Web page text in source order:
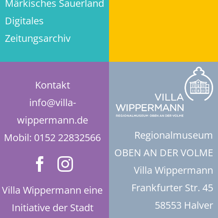
Märkisches Sauerland
Digitales
Zeitungsarchiv
Historie der Privatsphäre-Einstellungen
Einwilligungen widerrufen
Kontakt
info@villa-
wippermann.de
Mobil: 0152 22832566
Villa Wippermann eine
Initiative der Stadt
Regionalmuseum
OBEN AN DER VOLME
Villa Wippermann
Frankfurter Str. 45
58553 Halver